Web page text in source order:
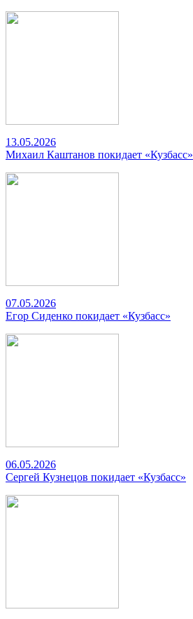
13.05.2026
Михаил Каштанов покидает «Кузбасс»
07.05.2026
Егор Сиденко покидает «Кузбасс»
06.05.2026
Сергей Кузнецов покидает «Кузбасс»